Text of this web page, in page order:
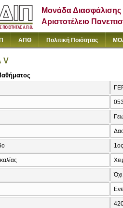
Μονάδα Διασφάλισης
Αριστοτέλειο
ΑΠΘ Πολιτική Ποιότητας
V
Όχι